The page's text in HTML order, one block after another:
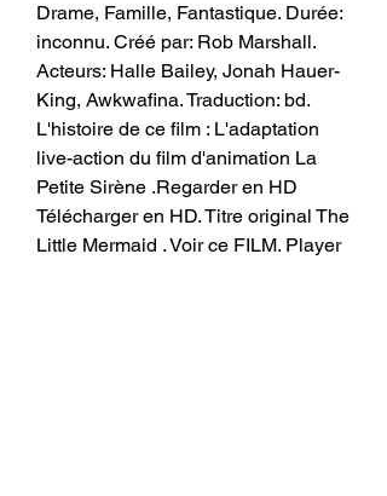
Drame, Famille, Fantastique. Durée:
inconnu. Créé par: Rob Marshall.
Acteurs: Halle Bailey, Jonah Hauer-
King, Awkwafina. Traduction: bd.
L'histoire de ce film : L'adaptation
live-action du film d'animation La
Petite Sirène .Regarder en HD
Télécharger en HD. Titre original The
Little Mermaid . Voir ce FILM. Player